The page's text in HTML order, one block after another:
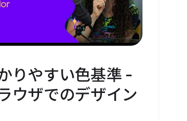
りやすい色基準 -
ウザでのデザイン